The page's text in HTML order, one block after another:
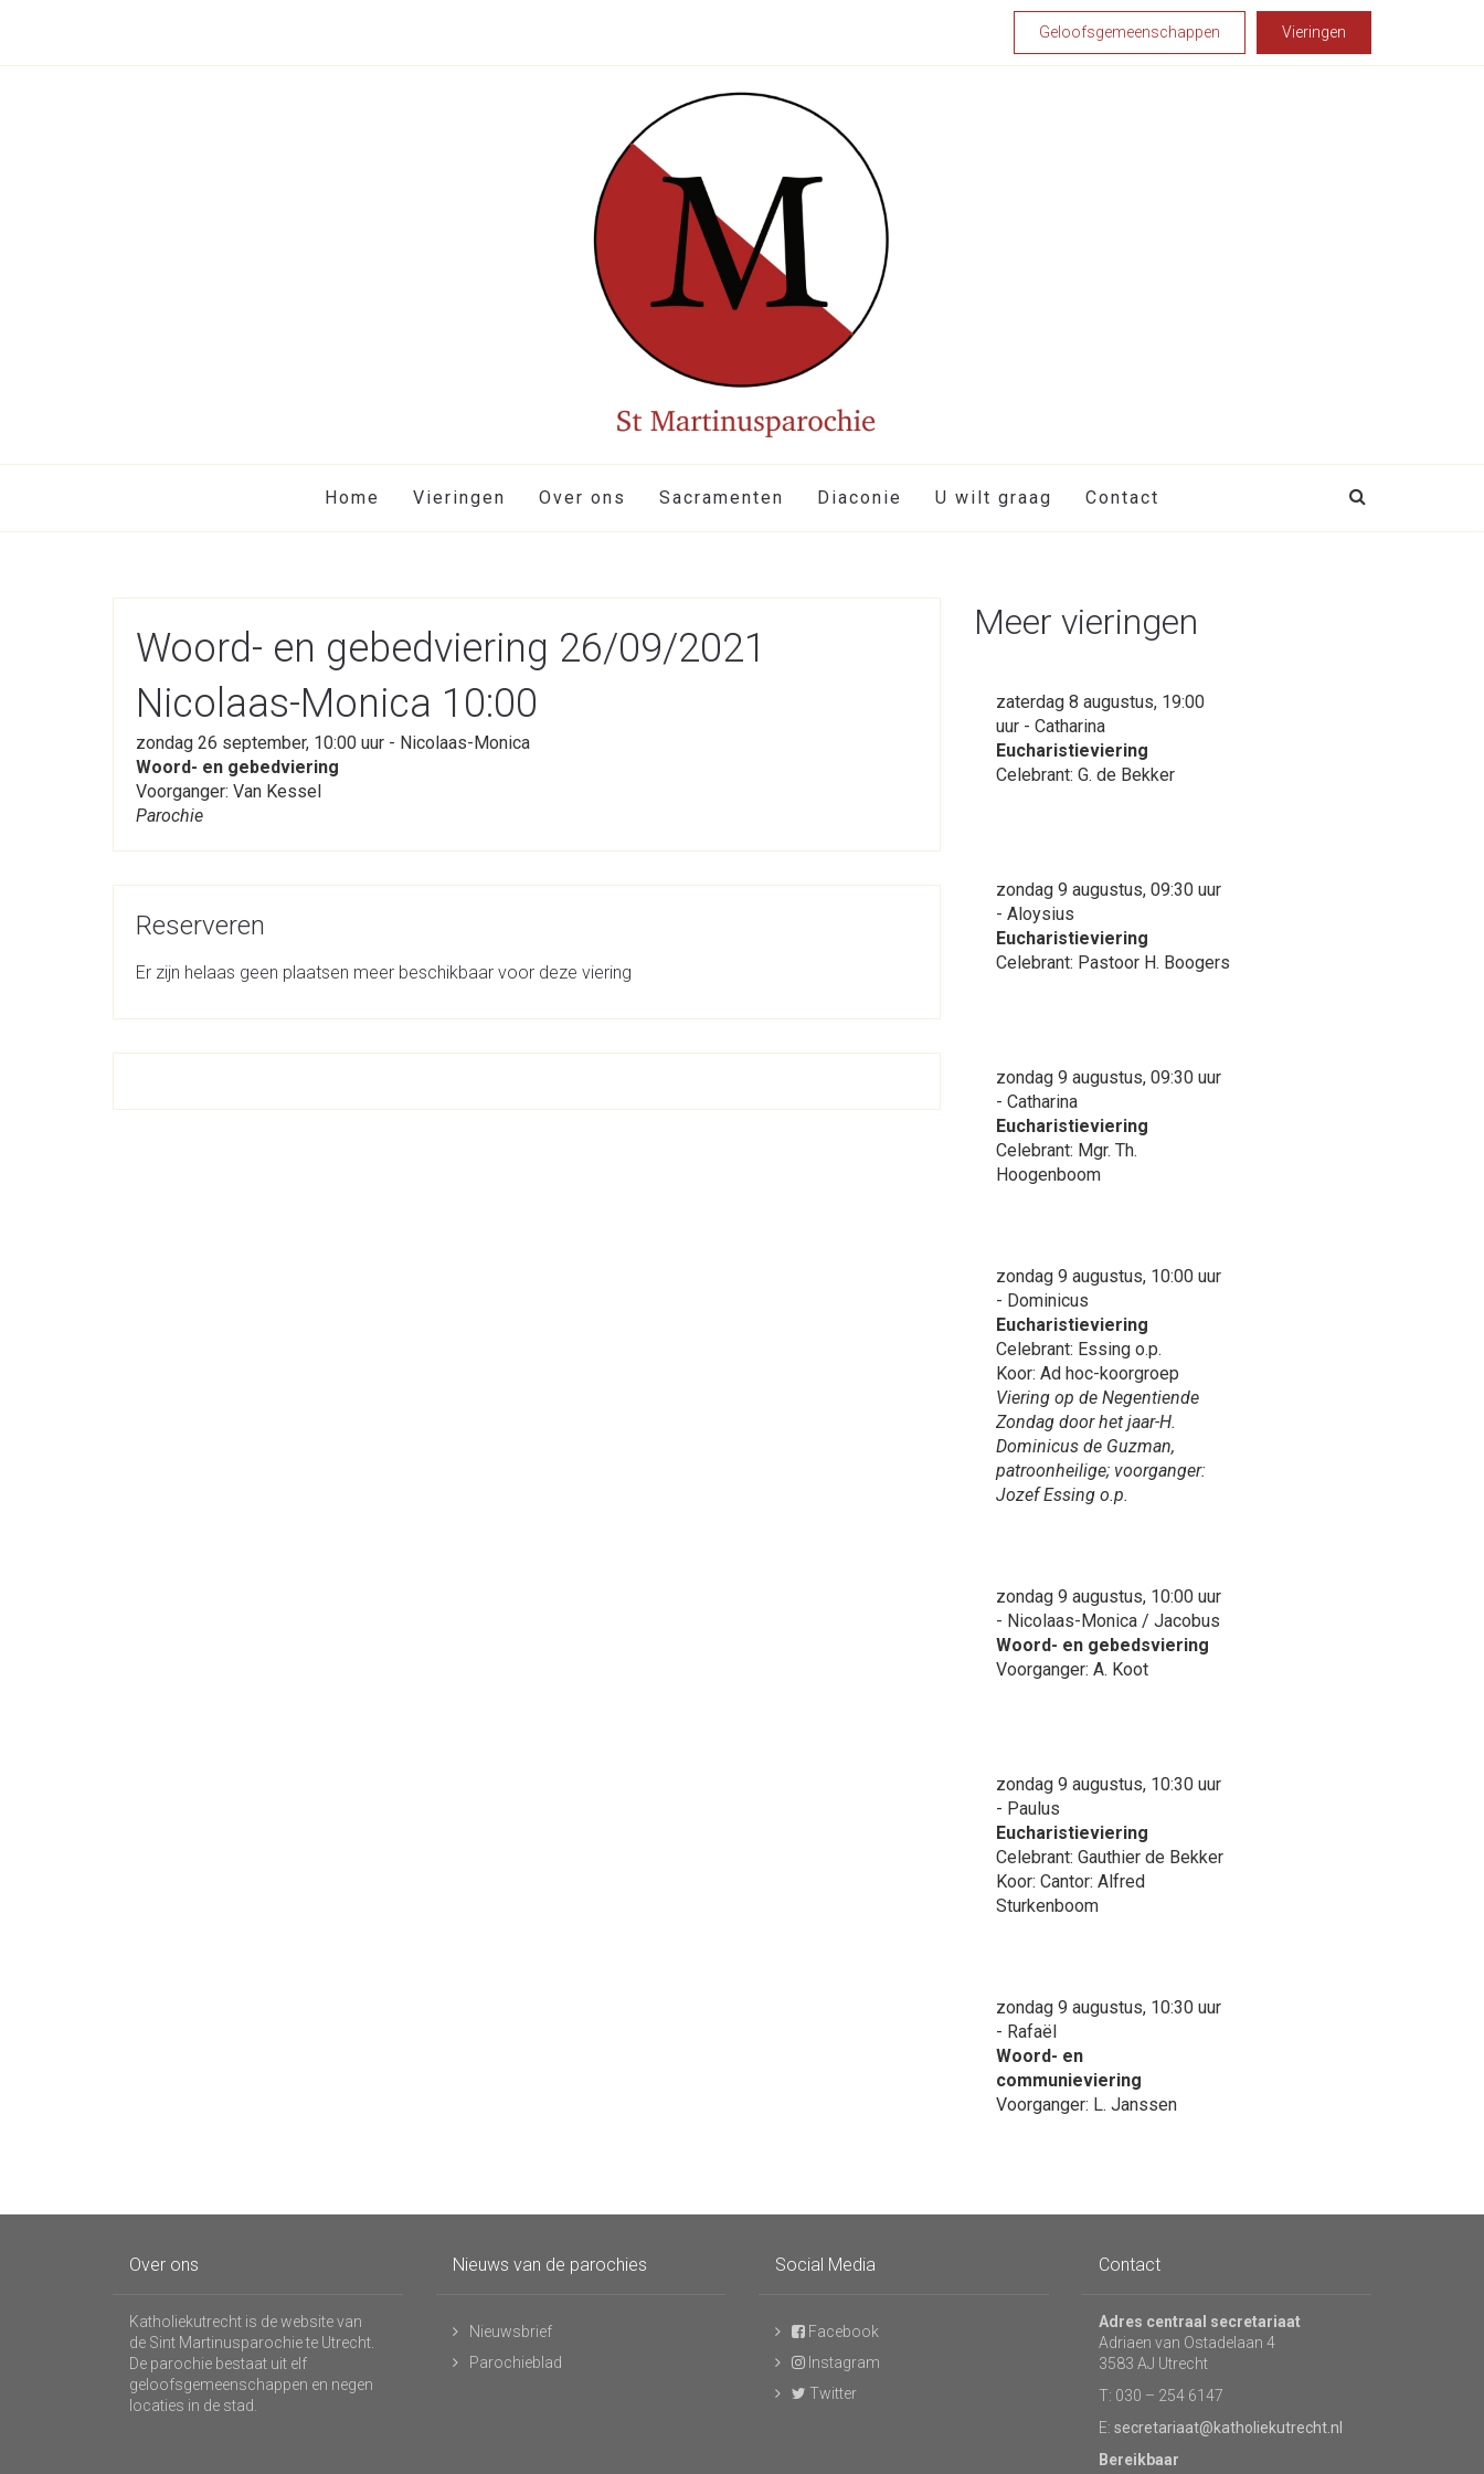
Geloofsgemeenschappen Vieringen
Home Vieringen Over ons Sacramenten Diaconie U wilt graag Contact
Woord- en gebedviering 26/09/2021
Nicolaas-Monica 10:00
zondag 26 september, 10:00 uur - Nicolaas-Monica
Woord- en gebedviering
Voorganger: Van Kessel
Parochie
Reserveren
Er zijn helaas geen plaatsen meer beschikbaar voor deze viering
Meer vieringen
zaterdag 8 augustus, 19:00
uur - Catharina
Eucharistieviering
Celebrant: G. de Bekker
zondag 9 augustus, 09:30 uur
- Aloysius
Eucharistieviering
Celebrant: Pastoor H. Boogers
zondag 9 augustus, 09:30 uur
- Catharina
Eucharistieviering
Celebrant: Mgr. Th.
Hoogenboom
zondag 9 augustus, 10:00 uur
- Dominicus
Eucharistieviering
Celebrant: Essing o.p.
Koor: Ad hoc-koorgroep
Viering op de Negentiende
Zondag door het jaar-H.
Dominicus de Guzman,
patroonheilige; voorganger:
Jozef Essing o.p.
zondag 9 augustus, 10:00 uur
- Nicolaas-Monica / Jacobus
Woord- en gebedsviering
Voorganger: A. Koot
zondag 9 augustus, 10:30 uur
- Paulus
Eucharistieviering
Celebrant: Gauthier de Bekker
Koor: Cantor: Alfred
Sturkenboom
zondag 9 augustus, 10:30 uur
- Rafaël
Woord- en
communieviering
Voorganger: L. Janssen
Over ons
Katholiekutrecht is de website van
de Sint Martinusparochie te Utrecht.
De parochie bestaat uit elf
geloofsgemeenschappen en negen
locaties in de stad.
Nieuws van de parochies
Nieuwsbrief
Parochieblad
Social Media
Facebook
Instagram
Twitter
Contact
Adres centraal secretariaat
Adriaen van Ostadelaan 4
3583 AJ Utrecht
T: 030 – 254 6147
E: secretariaat@katholiekutrecht.nl
Bereikbaar